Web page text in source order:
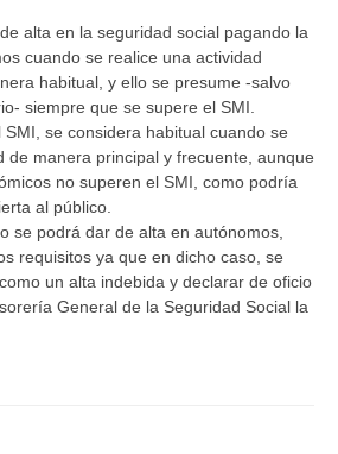
alta en la seguridad social pagando la
cuando se realice una actividad
habitual, y ello se presume -salvo
siempre que se supere el SMI.
SMI, se considera habitual cuando se
de manera principal y frecuente, aunque
no superen el SMI, como podría
al público.
se podrá dar de alta en autónomos,
requisitos ya que en dicho caso, se
un alta indebida y declarar de oficio
General de la Seguridad Social la